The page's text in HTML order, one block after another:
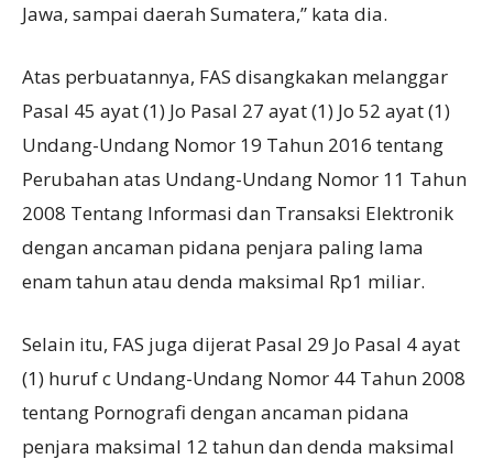
Jawa, sampai daerah Sumatera,” kata dia.
Atas perbuatannya, FAS disangkakan melanggar
Pasal 45 ayat (1) Jo Pasal 27 ayat (1) Jo 52 ayat (1)
Undang-Undang Nomor 19 Tahun 2016 tentang
Perubahan atas Undang-Undang Nomor 11 Tahun
2008 Tentang Informasi dan Transaksi Elektronik
dengan ancaman pidana penjara paling lama
enam tahun atau denda maksimal Rp1 miliar.
Selain itu, FAS juga dijerat Pasal 29 Jo Pasal 4 ayat
(1) huruf c Undang-Undang Nomor 44 Tahun 2008
tentang Pornografi dengan ancaman pidana
penjara maksimal 12 tahun dan denda maksimal